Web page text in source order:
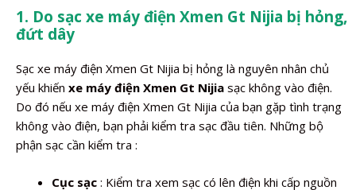
1. Do sạc xe máy điện Xmen Gt Nijia bị hỏng,
đứt dây
Sạc xe máy điện Xmen Gt Nijia bị hỏng là nguyên nhân chủ
yếu khiến xe máy điện Xmen Gt Nijia sạc không vào điện.
Do đó nếu xe máy điện Xmen Gt Nijia của bạn gặp tình trạng
không vào điện, bạn phải kiểm tra sạc đầu tiên. Những bộ
phận sạc cần kiểm tra :
Cục sạc : Kiểm tra xem sạc có lên điện khi cấp nguồn